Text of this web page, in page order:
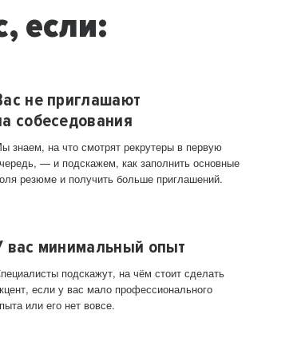
если:
не приглашают
собеседования
знаем, на что смотрят рекрутеры в первую
— и подскажем, как заполнить основные
резюме и получить больше приглашений.
вас минимальный опыт
подскажут, на чём стоит сделать
если у вас мало профессионального
или его нет вовсе.